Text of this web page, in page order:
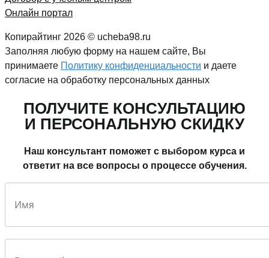
Онлайн портал
Копирайтинг 2026 © ucheba98.ru
Заполняя любую форму на нашем сайте, Вы
принимаете Политику конфиденциальности и даете
согласие на обработку персональных данных
ПОЛУЧИТЕ КОНСУЛЬТАЦИЮ
И ПЕРСОНАЛЬНУЮ СКИДКУ
Наш консультант поможет с выбором курса и
ответит на все вопросы о процессе обучения.